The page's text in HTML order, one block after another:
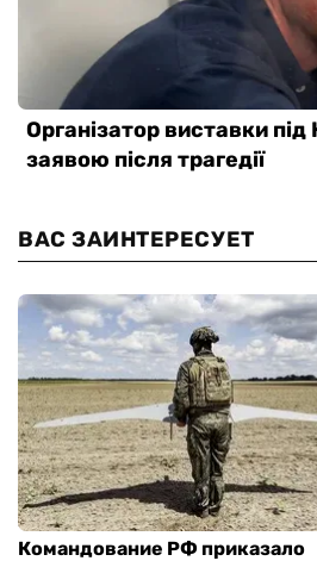
ВАС ЗАИНТЕРЕСУЕТ
Командование РФ приказало